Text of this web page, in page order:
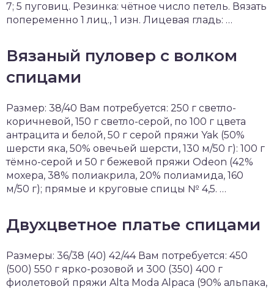
7; 5 пуговиц. Резинка: чётное число петель. Вязать
попеременно 1 лиц., 1 изн. Лицевая гладь: …
Вязаный пуловер с волком
спицами
Размер: 38/40 Вам потребуется: 250 г светло-
корич­невой, 150 г светло-серой, по 100 г цвета
антрацита и белой, 50 г серой пряжи Yak (50%
шерсти яка, 50% овечьей шерсти, 130 м/50 г): 100 г
тёмно-серой и 50 г бежевой пряжи Odeon (42%
мохера, 38% полиакрила, 20% полиамида, 160
м/50 г); прямые и круговые спицы № 4,5. …
Двухцветное платье спицами
Размеры: 36/38 (40) 42/44 Вам потребуется: 450
(500) 550 г ярко-розовой и 300 (350) 400 г
фиолетовой пряжи Alta Moda Alpaca (90% альпака,